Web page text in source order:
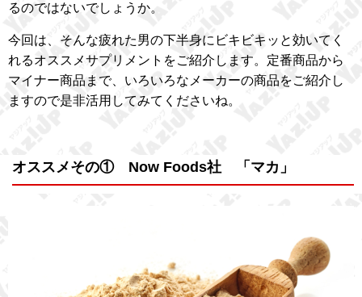
るのではないでしょうか。
今回は、そんな疲れた男の下半身にビキビキッと効いてく
れるオススメサプリメントをご紹介します。定番商品から
マイナー商品まで、いろいろなメーカーの商品をご紹介し
ますので是非活用してみてくださいね。
オススメその① Now Foods社 「マカ」